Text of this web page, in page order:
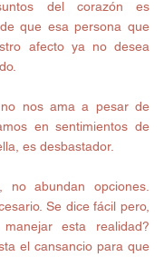
del corazón es
que esa persona que
afecto ya no desea
nos ama a pesar de
en sentimientos de
es desbastador.
no abundan opciones.
Se dice fácil pero,
esta realidad?
el cansancio para que